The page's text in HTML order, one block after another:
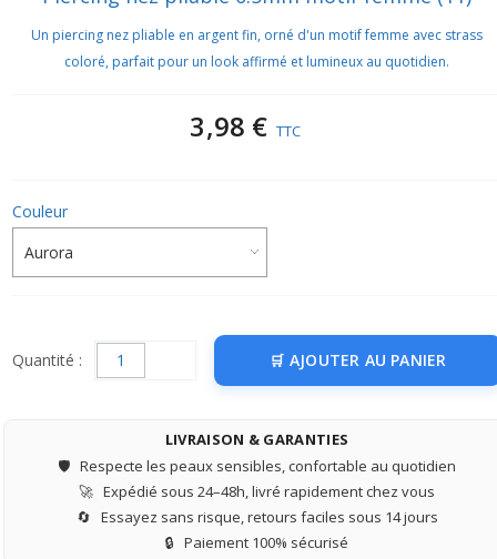
Un piercing nez pliable en argent fin, orné d'un motif femme avec strass
coloré, parfait pour un look affirmé et lumineux au quotidien.
3,98 € TTC
Couleur
Quantité : AJOUTER AU PANIER
LIVRAISON & GARANTIES
🛡️ Respecte les peaux sensibles, confortable au quotidien
🚀 Expédié sous 24–48h, livré rapidement chez vous
🔄 Essayez sans risque, retours faciles sous 14 jours
🔒 Paiement 100% sécurisé